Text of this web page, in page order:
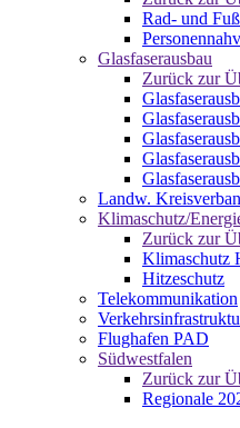
Rad- und
Glasfaserausbau
Zurück zur
Landw.
Klimaschutz/
Zurück zur
Klimaschutz
Hitzeschutz
Telekommunikation
Flughafen PAD
Südwestfalen
Zurück zur
Regionale